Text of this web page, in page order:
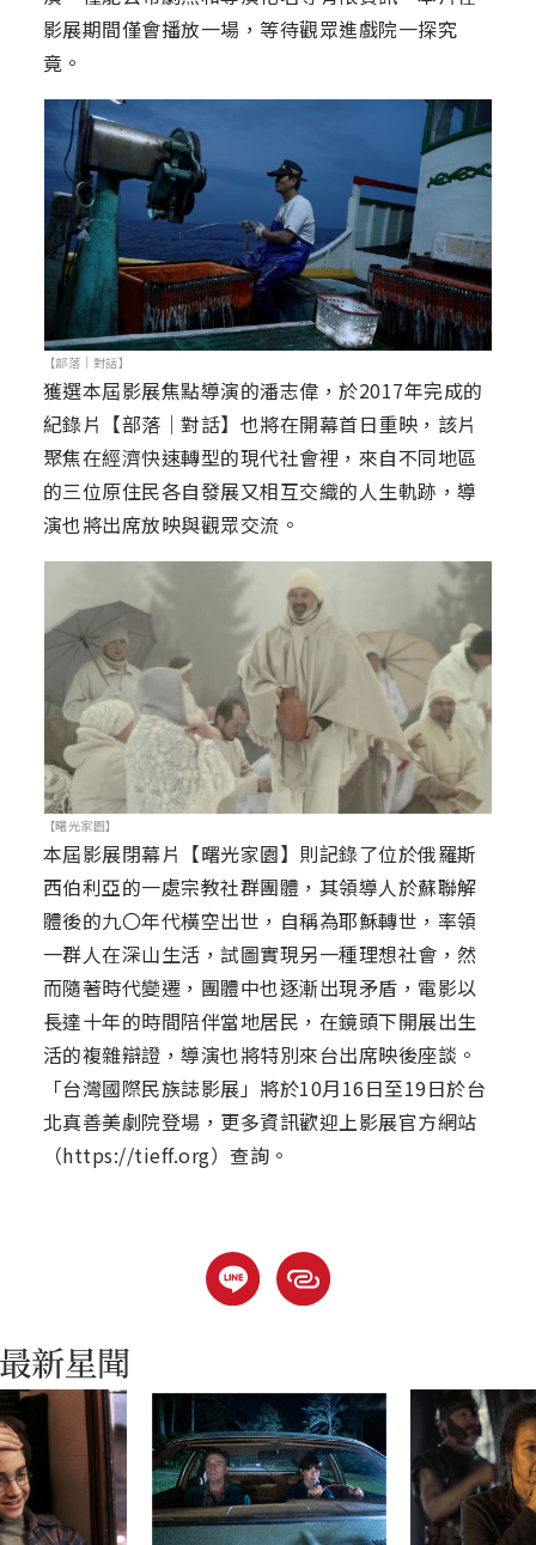
影展期間僅會播放一場，等待觀眾進戲院一探究
竟。
【部落｜對話】
獲選本屆影展焦點導演的潘志偉，於2017年完成的
紀錄片【部落｜對話】也將在開幕首日重映，該片
聚焦在經濟快速轉型的現代社會裡，來自不同地區
的三位原住民各自發展又相互交織的人生軌跡，導
演也將出席放映與觀眾交流。
【曙光家園】
本屆影展閉幕片【曙光家園】則記錄了位於俄羅斯
西伯利亞的一處宗教社群團體，其領導人於蘇聯解
體後的九〇年代橫空出世，自稱為耶穌轉世，率領
一群人在深山生活，試圖實現另一種理想社會，然
而隨著時代變遷，團體中也逐漸出現矛盾，電影以
長達十年的時間陪伴當地居民，在鏡頭下開展出生
活的複雜辯證，導演也將特別來台出席映後座談。
「台灣國際民族誌影展」將於10月16日至19日於台
北真善美劇院登場，更多資訊歡迎上影展官方網站
（https://tieff.org）查詢。